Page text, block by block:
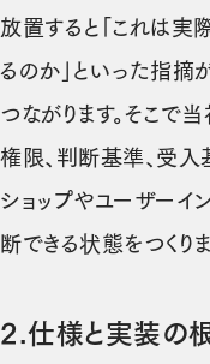
放置すると「これは実
るのか」といった指摘
つながります。そこで
権限、判断基準、受入
ショップやユーザーイ
断できる状態をつくりま
2.仕様と実装の